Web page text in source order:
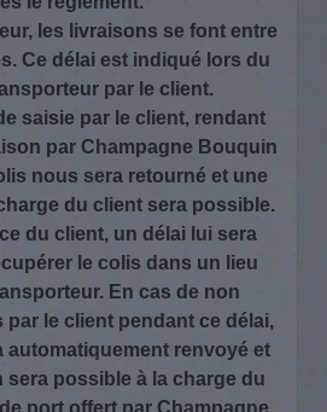
les livraisons se font entre
Ce délai est indiqué lors du
par le client.
saisie par le client, rendant
par Champagne Bouquin
nous sera retourné et une
du client sera possible.
du client, un délai lui sera
le colis dans un lieu
En cas de non
le client pendant ce délai,
automatiquement renvoyé et
sera possible à la charge du
port offert par Champagne